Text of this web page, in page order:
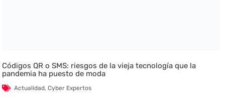
Códigos QR o SMS: riesgos de la vieja tecnología que la
pandemia ha puesto de moda
Actualidad,Cyber Expertos